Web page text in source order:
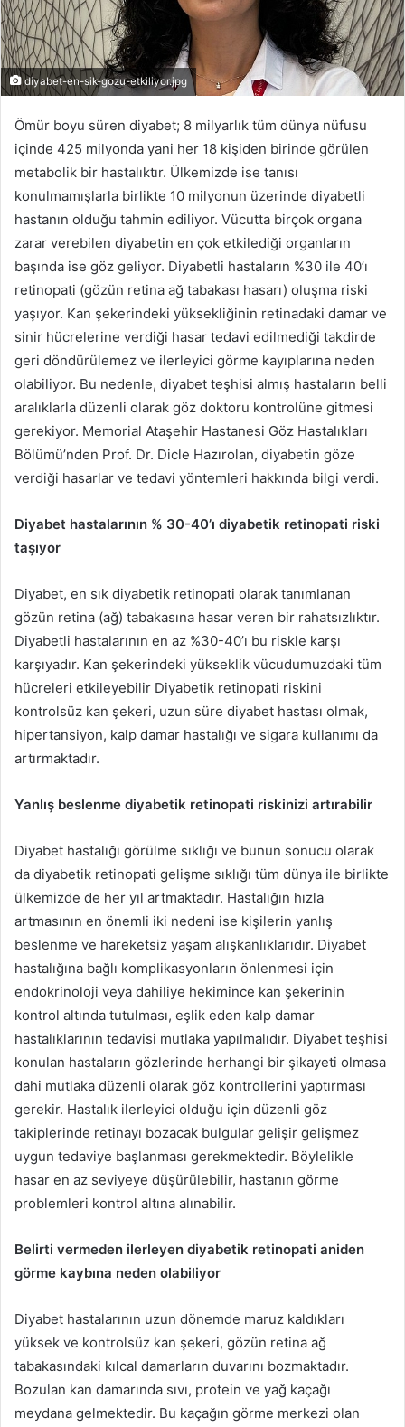
diyabet-en-sik-gozu-etkiliyor.jpg
Ömür boyu süren diyabet; 8 milyarlık tüm dünya nüfusu
içinde 425 milyonda yani her 18 kişiden birinde görülen
metabolik bir hastalıktır. Ülkemizde ise tanısı
konulmamışlarla birlikte 10 milyonun üzerinde diyabetli
hastanın olduğu tahmin ediliyor. Vücutta birçok organa
zarar verebilen diyabetin en çok etkilediği organların
başında ise göz geliyor. Diyabetli hastaların %30 ile 40’ı
retinopati (gözün retina ağ tabakası hasarı) oluşma riski
yaşıyor. Kan şekerindeki yüksekliğinin retinadaki damar ve
sinir hücrelerine verdiği hasar tedavi edilmediği takdirde
geri döndürülemez ve ilerleyici görme kayıplarına neden
olabiliyor. Bu nedenle, diyabet teşhisi almış hastaların belli
aralıklarla düzenli olarak göz doktoru kontrolüne gitmesi
gerekiyor. Memorial Ataşehir Hastanesi Göz Hastalıkları
Bölümü’nden Prof. Dr. Dicle Hazırolan, diyabetin göze
verdiği hasarlar ve tedavi yöntemleri hakkında bilgi verdi.
Diyabet hastalarının % 30-40’ı diyabetik retinopati riski
taşıyor
Diyabet, en sık diyabetik retinopati olarak tanımlanan
gözün retina (ağ) tabakasına hasar veren bir rahatsızlıktır.
Diyabetli hastalarının en az %30-40’ı bu riskle karşı
karşıyadır. Kan şekerindeki yükseklik vücudumuzdaki tüm
hücreleri etkileyebilir Diyabetik retinopati riskini
kontrolsüz kan şekeri, uzun süre diyabet hastası olmak,
hipertansiyon, kalp damar hastalığı ve sigara kullanımı da
artırmaktadır.
Yanlış beslenme diyabetik retinopati riskinizi artırabilir
Diyabet hastalığı görülme sıklığı ve bunun sonucu olarak
da diyabetik retinopati gelişme sıklığı tüm dünya ile birlikte
ülkemizde de her yıl artmaktadır. Hastalığın hızla
artmasının en önemli iki nedeni ise kişilerin yanlış
beslenme ve hareketsiz yaşam alışkanlıklarıdır. Diyabet
hastalığına bağlı komplikasyonların önlenmesi için
endokrinoloji veya dahiliye hekimince kan şekerinin
kontrol altında tutulması, eşlik eden kalp damar
hastalıklarının tedavisi mutlaka yapılmalıdır. Diyabet teşhisi
konulan hastaların gözlerinde herhangi bir şikayeti olmasa
dahi mutlaka düzenli olarak göz kontrollerini yaptırması
gerekir. Hastalık ilerleyici olduğu için düzenli göz
takiplerinde retinayı bozacak bulgular gelişir gelişmez
uygun tedaviye başlanması gerekmektedir. Böylelikle
hasar en az seviyeye düşürülebilir, hastanın görme
problemleri kontrol altına alınabilir.
Belirti vermeden ilerleyen diyabetik retinopati aniden
görme kaybına neden olabiliyor
Diyabet hastalarının uzun dönemde maruz kaldıkları
yüksek ve kontrolsüz kan şekeri, gözün retina ağ
tabakasındaki kılcal damarların duvarını bozmaktadır.
Bozulan kan damarında sıvı, protein ve yağ kaçağı
meydana gelmektedir. Bu kaçağın görme merkezi olan